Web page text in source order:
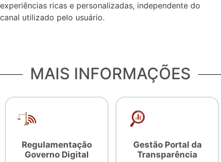
experiências ricas e personalizadas, independente do
canal utilizado pelo usuário.
MAIS INFORMAÇÕES
Regulamentação
Governo Digital
Gestão Portal da
Transparência